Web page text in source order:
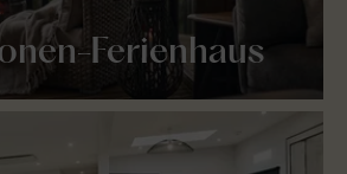
Ferienhaus